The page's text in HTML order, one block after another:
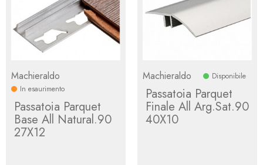
Machieraldo
In esaurimento
Passatoia Parquet
Base All Natural.90
27X12
Machieraldo Disponibile
Passatoia Parquet
Finale All Arg.Sat.90
40X10